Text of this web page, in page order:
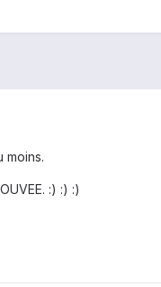
moins.
:) :) :)